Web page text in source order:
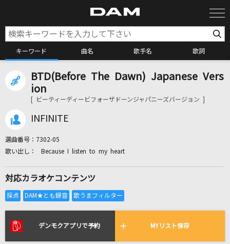
キーワード 曲名 歌手名 歌詞
カラオケ検索
カラオケリクエスト
リアルタイムで歌われている曲の一覧
[生音]桜花爛漫
BTD(Before The Dawn) Japanese Vers
ion
[ ビーティーディービフォーザドーンジャパニーズバージョン ]
INFINITE
選曲番号： 7302-05
Because I listen to my heart
対応カラオケコンテンツ
デンモクアプリで予約 MYリスト保存